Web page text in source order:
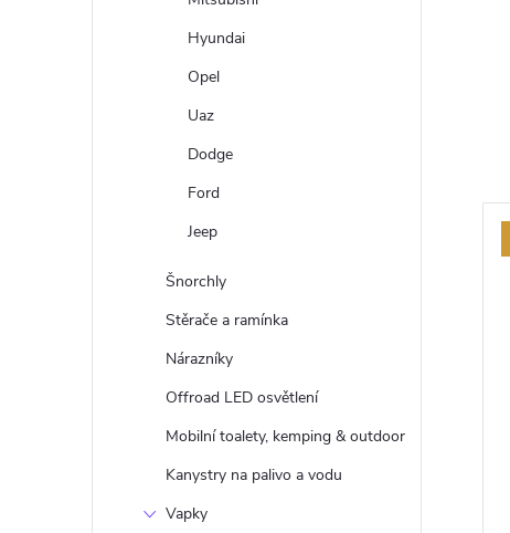
Hyundai
Opel
Uaz
Dodge
Ford
Jeep
Šnorchly
Stěrače a ramínka
Nárazníky
Offroad LED osvětlení
Mobilní toalety, kemping & outdoor
Kanystry na palivo a vodu
Vapky